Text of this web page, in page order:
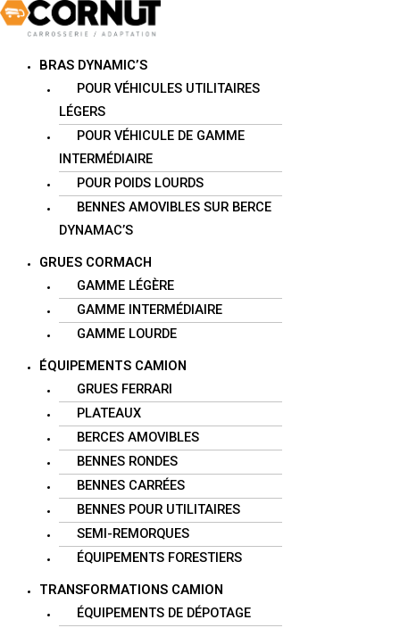
Skip
BRAS DYNAMIC’S
POUR VÉHICULES UTILITAIRES
LÉGERS
POUR VÉHICULE DE GAMME
INTERMÉDIAIRE
POUR POIDS LOURDS
BENNES AMOVIBLES SUR BERCE
DYNAMAC’S
GRUES CORMACH
GAMME LÉGÈRE
GAMME INTERMÉDIAIRE
GAMME LOURDE
ÉQUIPEMENTS CAMION
GRUES FERRARI
PLATEAUX
BERCES AMOVIBLES
BENNES RONDES
BENNES CARRÉES
BENNES POUR UTILITAIRES
SEMI-REMORQUES
ÉQUIPEMENTS FORESTIERS
TRANSFORMATIONS CAMION
ÉQUIPEMENTS DE DÉPOTAGE
Main
Menu